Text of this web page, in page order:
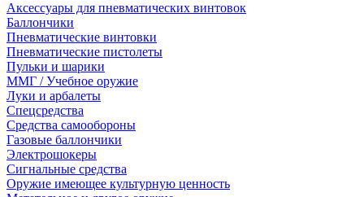
Аксессуары для пневматических винтовок
Баллончики
Пневматические винтовки
Пневматические пистолеты
Пульки и шарики
ММГ / Учебное оружие
Луки и арбалеты
Спецсредства
Средства самообороны
Газовые баллончики
Электрошокеры
Сигнальные средства
Оружие имеющее культурную ценность